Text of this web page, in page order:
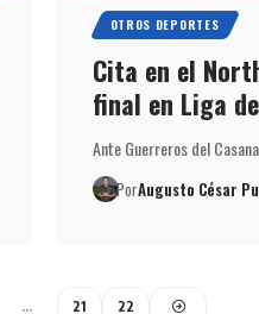
OTROS DEPORTES
Cita en el
final en Liga
Ante Guerreros del
PorAugusto César
… 21 22